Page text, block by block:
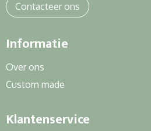
Contacteer ons
Informatie
Over ons
Custom made
Klantenservice